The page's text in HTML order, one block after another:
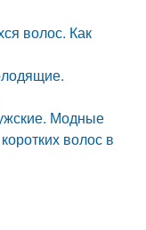
волос. Как
Модные
волос в